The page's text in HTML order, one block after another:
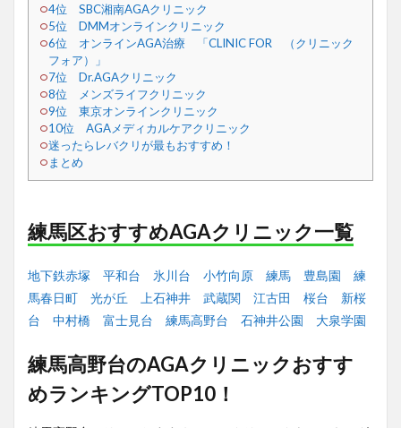
4位 SBC湘南AGAクリニック
5位 DMMオンラインクリニック
6位 オンラインAGA治療 「CLINIC FOR （クリニック
フォア）」
7位 Dr.AGAクリニック
8位 メンズライフクリニック
9位 東京オンラインクリニック
10位 AGAメディカルケアクリニック
迷ったらレバクリが最もおすすめ！
まとめ
練馬区おすすめAGAクリニック一覧
地下鉄赤塚 平和台 氷川台 小竹向原 練馬 豊島園
練
馬春日町
光が丘 上石神井 武蔵関 江古田 桜台
新桜
台
中村橋 富士見台 練馬高野台 石神井公園 大泉学園
練馬高野台のAGAクリニックおすす
めランキングTOP10！